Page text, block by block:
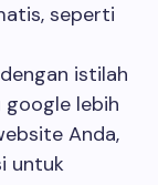
seperti
istilah
lebih
Anda,
untuk